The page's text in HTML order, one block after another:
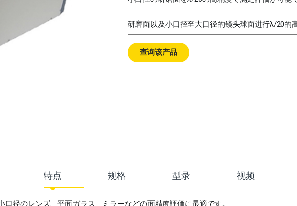
研磨面以及小口径至大口径的镜头球面进行λ/20的
查询该产品
特点 规格 型录 视频
口径のレンズ、平面ガラス、ミラーなどの面精度評価に最適です。